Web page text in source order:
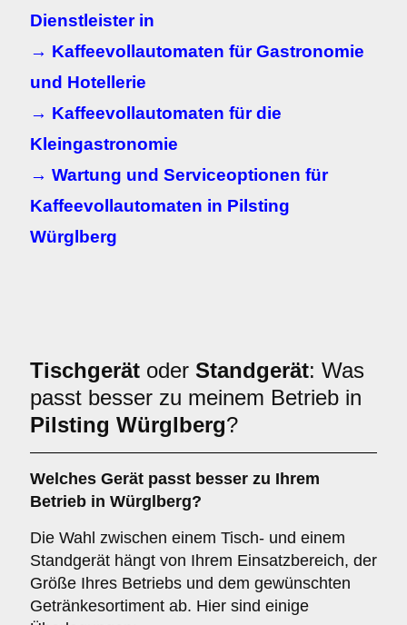
Dienstleister in
→ Kaffeevollautomaten für Gastronomie
und Hotellerie
→ Kaffeevollautomaten für die
Kleingastronomie
→ Wartung und Serviceoptionen für
Kaffeevollautomaten in Pilsting
Würglberg
Tischgerät oder Standgerät: Was
passt besser zu meinem Betrieb in
Pilsting Würglberg?
Welches Gerät passt besser zu Ihrem
Betrieb in Würglberg?
Die Wahl zwischen einem Tisch- und einem
Standgerät hängt von Ihrem Einsatzbereich, der
Größe Ihres Betriebs und dem gewünschten
Getränkesortiment ab. Hier sind einige